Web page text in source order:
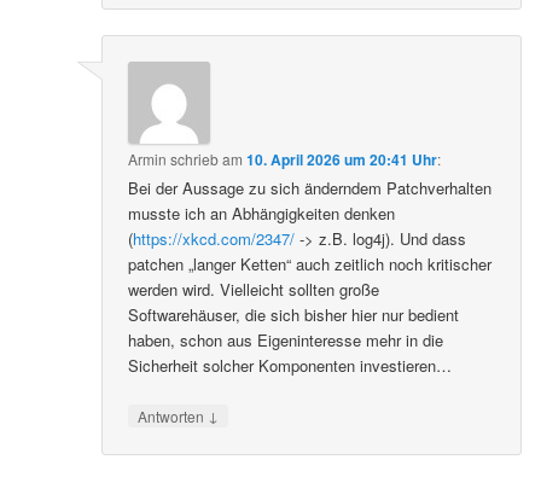
Armin schriebam10. April 2026 um 20:41 Uhr:
Bei der Aussage zu sich änderndem Patchverhalten
musste ich an Abhängigkeiten denken
(https://xkcd.com/2347/ -> z.B. log4j). Und dass
patchen „langer Ketten“ auch zeitlich noch kritischer
werden wird. Vielleicht sollten große
Softwarehäuser, die sich bisher hier nur bedient
haben, schon aus Eigeninteresse mehr in die
Sicherheit solcher Komponenten investieren…
Antworten ↓